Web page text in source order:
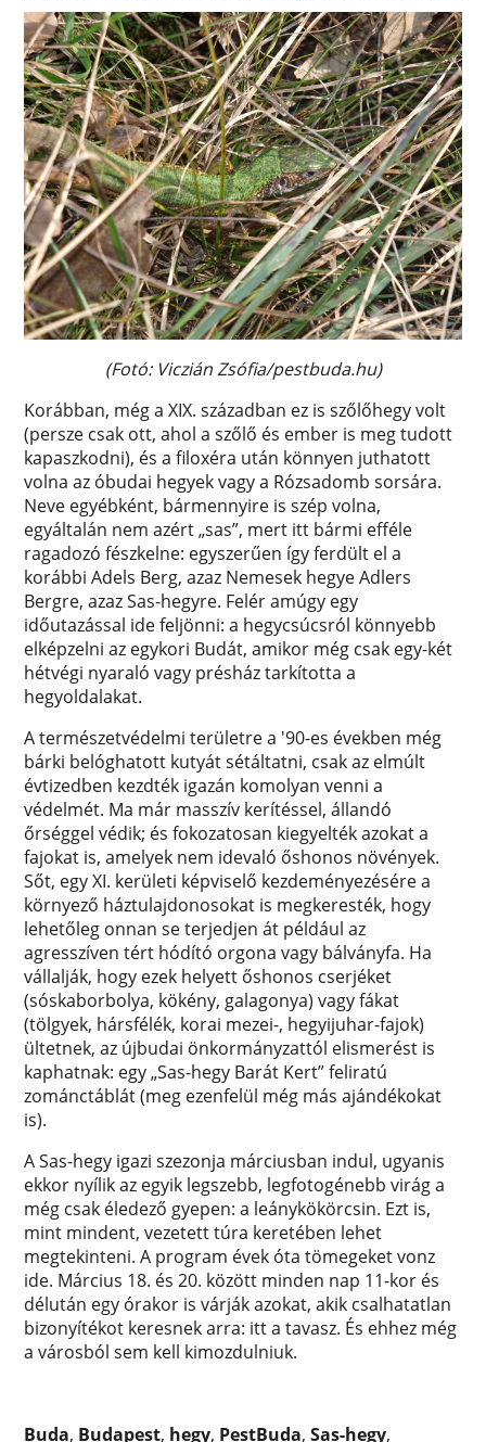
(Fotó: Viczián Zsófia/pestbuda.hu)
Korábban, még a XIX. században ez is szőlőhegy volt
(persze csak ott, ahol a szőlő és ember is meg tudott
kapaszkodni), és a filoxéra után könnyen juthatott
volna az óbudai hegyek vagy a Rózsadomb sorsára.
Neve egyébként, bármennyire is szép volna,
egyáltalán nem azért „sas”, mert itt bármi efféle
ragadozó fészkelne: egyszerűen így ferdült el a
korábbi Adels Berg, azaz Nemesek hegye Adlers
Bergre, azaz Sas-hegyre. Felér amúgy egy
időutazással ide feljönni: a hegycsúcsról könnyebb
elképzelni az egykori Budát, amikor még csak egy-két
hétvégi nyaraló vagy présház tarkította a
hegyoldalakat.
A természetvédelmi területre a '90-es években még
bárki belóghatott kutyát sétáltatni, csak az elmúlt
évtizedben kezdték igazán komolyan venni a
védelmét. Ma már masszív kerítéssel, állandó
őrséggel védik; és fokozatosan kiegyelték azokat a
fajokat is, amelyek nem idevaló őshonos növények.
Sőt, egy XI. kerületi képviselő kezdeményezésére a
környező háztulajdonosokat is megkeresték, hogy
lehetőleg onnan se terjedjen át például az
agresszíven tért hódító orgona vagy bálványfa. Ha
vállalják, hogy ezek helyett őshonos cserjéket
(sóskaborbolya, kökény, galagonya) vagy fákat
(tölgyek, hársfélék, korai mezei-, hegyijuhar-fajok)
ültetnek, az újbudai önkormányzattól elismerést is
kaphatnak: egy „Sas-hegy Barát Kert” feliratú
zománctáblát (meg ezenfelül még más ajándékokat
is).
A Sas-hegy igazi szezonja márciusban indul, ugyanis
ekkor nyílik az egyik legszebb, legfotogénebb virág a
még csak éledező gyepen: a leánykökörcsin. Ezt is,
mint mindent, vezetett túra keretében lehet
megtekinteni. A program évek óta tömegeket vonz
ide. Március 18. és 20. között minden nap 11-kor és
délután egy órakor is várják azokat, akik csalhatatlan
bizonyítékot keresnek arra: itt a tavasz. És ehhez még
a városból sem kell kimozdulniuk.
Buda, Budapest, hegy, PestBuda,Sas-hegy,